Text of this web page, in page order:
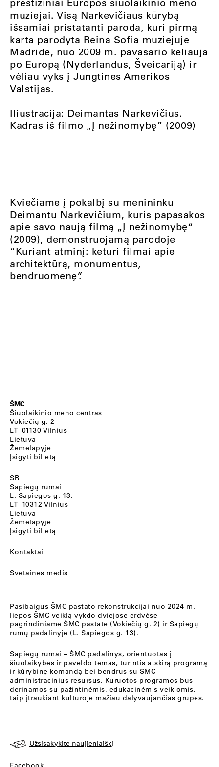
prestižiniai Europos šiuolaikinio meno
muziejai. Visą Narkevičiaus kūrybą
išsamiai pristatanti paroda, kuri pirmą
karta parodyta Reina Sofia muziejuje
Madride, nuo 2009 m. pavasario keliauja
po Europą (Nyderlandus, Šveicariją) ir
vėliau vyks į Jungtines Amerikos
Valstijas.
Iliustracija: Deimantas Narkevičius.
Kadras iš filmo „Į nežinomybę” (2009)
Kviečiame į pokalbį su menininku
Deimantu Narkevičium, kuris papasakos
apie savo naują filmą „Į nežinomybę“
(2009), demonstruojamą parodoje
“Kuriant atminį: keturi filmai apie
architektūrą, monumentus,
bendruomenę”.
ŠMC
Šiuolaikinio meno centras
Vokiečių g. 2
LT–01130 Vilnius
Lietuva
Žemėlapyje
Įsigyti bilietą
SR
Sapiegų rūmai
L. Sapiegos g. 13,
LT–10312 Vilnius
Lietuva
Žemėlapyje
Įsigyti bilietą
Kontaktai
Svetainės medis
Pasibaigus ŠMC pastato rekonstrukcijai nuo 2024 m.
liepos ŠMC veiklą vykdo dviejose erdvėse –
pagrindiniame ŠMC pastate (Vokiečių g. 2) ir Sapiegų
rūmų padalinyje (L. Sapiegos g. 13).
Sapiegų rūmai – ŠMC padalinys, orientuotas į
šiuolaikybės ir paveldo temas, turintis atskirą programą
ir kūrybinę komandą bei bendrus su ŠMC
administracinius resursus. Kuruotos programos bus
derinamos su pažintinėmis, edukacinėmis veiklomis,
taip įtraukiant kultūroje mažiau dalyvaujančias grupes.
Užsisakykite naujienlaiškį
Facebook